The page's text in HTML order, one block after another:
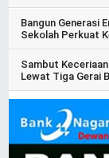
Bangun Generasi
Sekolah Perkuat
Sambut
Lewat Tiga Gerai